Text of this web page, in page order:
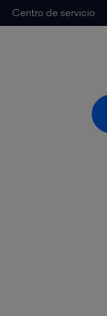
Centro de servicio